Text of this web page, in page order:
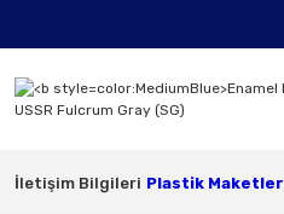
İletişim Bilgileri Plastik Maketler